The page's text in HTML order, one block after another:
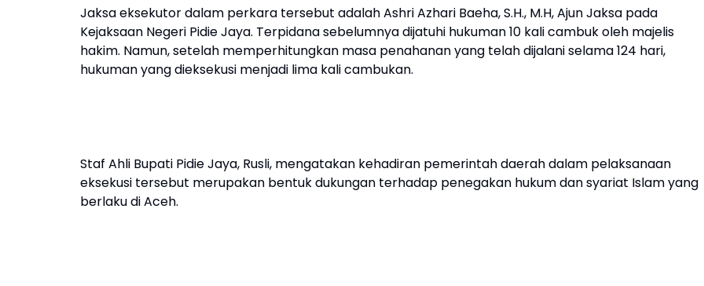
Jaksa eksekutor dalam perkara tersebut adalah Ashri Azhari Baeha, S.H., M.H, Ajun Jaksa pada
Kejaksaan Negeri Pidie Jaya. Terpidana sebelumnya dijatuhi hukuman 10 kali cambuk oleh majelis
hakim. Namun, setelah memperhitungkan masa penahanan yang telah dijalani selama 124 hari,
hukuman yang dieksekusi menjadi lima kali cambukan.
Staf Ahli Bupati Pidie Jaya, Rusli, mengatakan kehadiran pemerintah daerah dalam pelaksanaan
eksekusi tersebut merupakan bentuk dukungan terhadap penegakan hukum dan syariat Islam yang
berlaku di Aceh.